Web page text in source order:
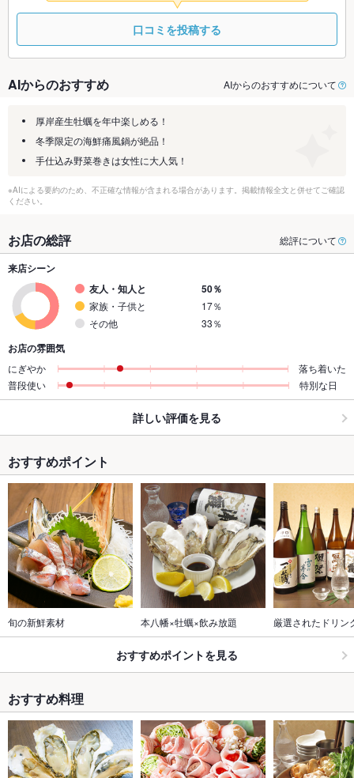
口コミを投稿する
AIからのおすすめ AIからのおすすめについて
厚岸産生牡蠣を年中楽しめる！
冬季限定の海鮮痛風鍋が絶品！
手仕込み野菜巻きは女性に大人気！
※AIによる要約のため、不正確な情報が含まれる場合があります。掲載情報全文と併せてご確認
ください。
お店の総評 総評について
来店シーン
友人・知人と
50％
家族・子供と
17％
その他
33％
お店の雰囲気
にぎやか
落ち着いた
普段使い
特別な日
詳しい評価を見る
おすすめポイント
旬の新鮮素材 本八幡×牡蠣×飲み放題 厳選されたドリン
おすすめポイントを見る
おすすめ料理